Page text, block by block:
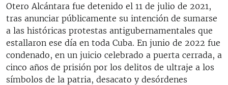
Otero Alcántara fue detenido el 11 de julio de 2021,
tras anunciar públicamente su intención de sumarse
a las históricas protestas antigubernamentales que
estallaron ese día en toda Cuba. En junio de 2022 fue
condenado, en un juicio celebrado a puerta cerrada, a
cinco años de prisión por los delitos de ultraje a los
símbolos de la patria, desacato y desórdenes